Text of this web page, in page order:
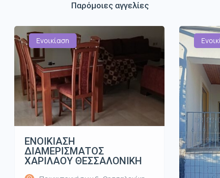
Παρόμοιες αγγελίες
Ενοικίαση
ΕΝΟΙΚΙΑΣΗ
ΔΙΑΜΕΡΙΣΜΑΤΟΣ
ΧΑΡΙΛΑΟΥ ΘΕΣΣΑΛΟΝΙΚΗ